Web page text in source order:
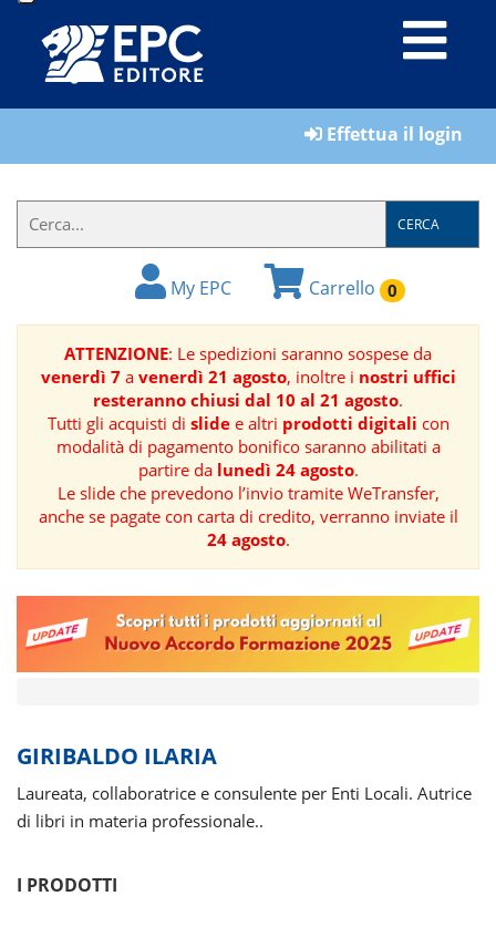
LIBRI
IL
FORMATORE
BOOK
RIVISTE
MANUALISTICA
SOFTWARE
AREE
TEMATICHE
Effettua il login
CERCA
My EPC Carrello 0
ATTENZIONE: Le spedizioni saranno sospese da
venerdì 7a venerdì 21 agosto, inoltre i nostri uffici
resteranno chiusi dal 10 al 21 agosto.
Tutti gli acquisti di slidee altri prodotti digitali con
modalità di pagamento bonifico saranno abilitati a
partire da lunedì 24 agosto.
Le slide che prevedono l’invio tramite WeTransfer,
anche se pagate con carta di credito, verranno inviate il
24 agosto.
GIRIBALDO ILARIA
Laureata, collaboratrice e consulente per Enti Locali. Autrice
di libri in materia professionale..
I PRODOTTI